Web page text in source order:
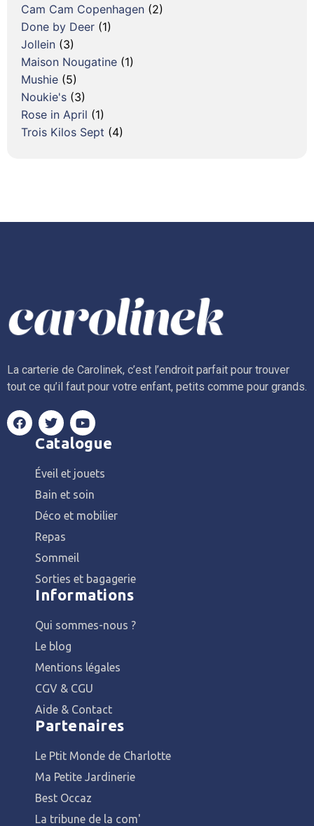
Cam Cam Copenhagen (2)
Done by Deer (1)
Jollein (3)
Maison Nougatine (1)
Mushie (5)
Noukie's (3)
Rose in April (1)
Trois Kilos Sept (4)
La carterie de Carolinek, c’est l’endroit parfait pour trouver
tout ce qu’il faut pour votre enfant, petits comme pour grands.
Catalogue
Éveil et jouets
Bain et soin
Déco et mobilier
Repas
Sommeil
Sorties et bagagerie
Informations
Qui sommes-nous ?
Le blog
Mentions légales
CGV & CGU
Aide & Contact
Partenaires
Le Ptit Monde de Charlotte
Ma Petite Jardinerie
Best Occaz
La tribune de la com'